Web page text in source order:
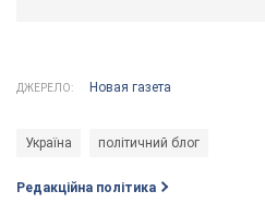
ДЖЕРЕЛО: Новая газета
Україна політичний блог
Редакційна політика